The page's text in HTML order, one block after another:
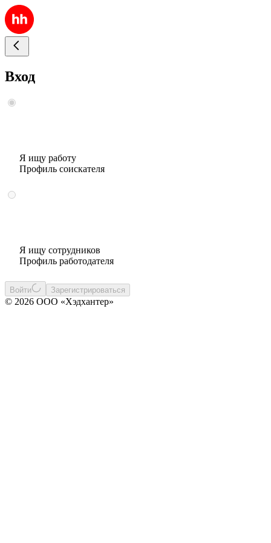
Вход
Я ищу работу
Профиль соискателя
Я ищу сотрудников
Профиль работодателя
Войти Зарегистрироваться
© 2026 ООО «Хэдхантер»